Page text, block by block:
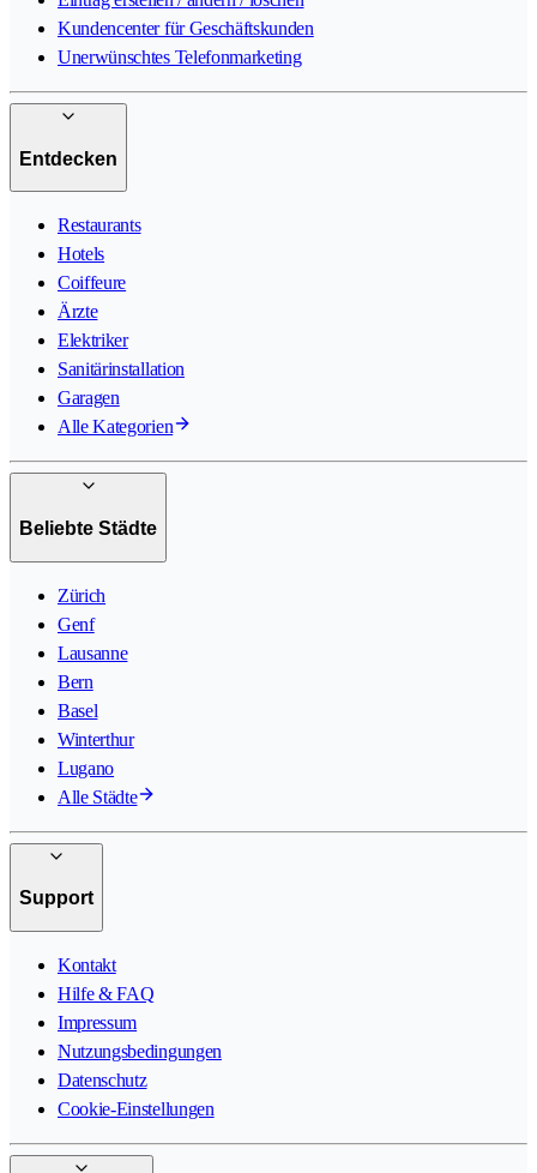
Kundencenter für Geschäftskunden
Unerwünschtes Telefonmarketing
Entdecken
Restaurants
Hotels
Coiffeure
Ärzte
Elektriker
Sanitärinstallation
Garagen
Alle Kategorien
Beliebte Städte
Zürich
Genf
Lausanne
Bern
Basel
Winterthur
Lugano
Alle Städte
Support
Kontakt
Hilfe & FAQ
Impressum
Nutzungsbedingungen
Datenschutz
Cookie-Einstellungen